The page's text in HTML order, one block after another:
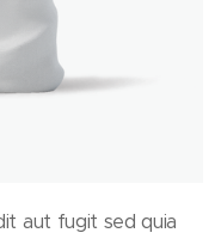
aut fugit sed quia